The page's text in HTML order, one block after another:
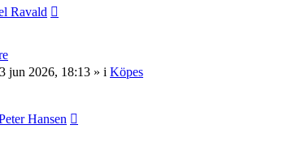
Ravald
jun 2026, 18:13 » i Köpes
Hansen